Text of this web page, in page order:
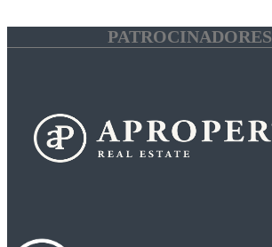
PATROCINADORES